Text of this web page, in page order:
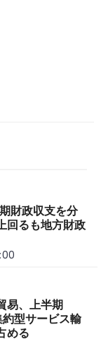
財政収支を分
るも地方財政
易、上半期
型サービス輸
める